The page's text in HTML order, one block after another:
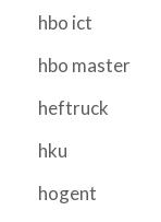
hbo ict
hbo master
heftruck
hku
hogent